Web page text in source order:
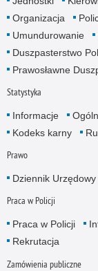
Organizacja
Umundurowanie
Duszpasterstwo
Prawosławne
Statystyka
Informacje
Kodeks karny
Prawo
Dziennik Urzędowy
Praca w Policji
Praca w Policji
Rekrutacja
Zamówienia publiczne